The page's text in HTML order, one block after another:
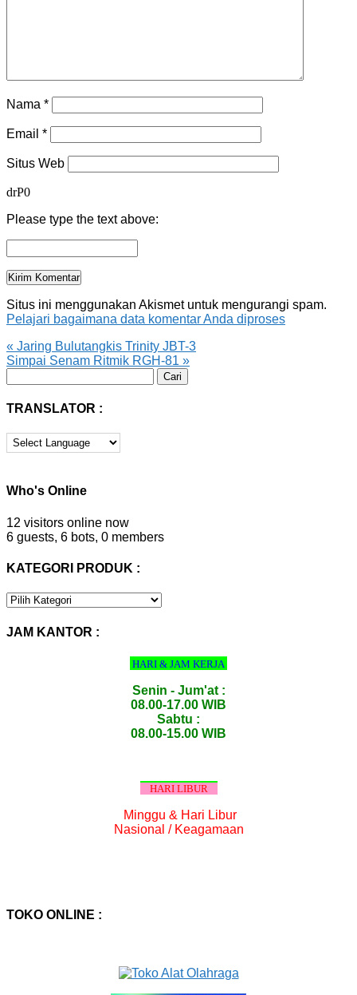
Nama *
Email *
Situs Web
drP0
Please type the text above:
Situs ini menggunakan Akismet untuk mengurangi spam.
Pelajari bagaimana data komentar Anda diproses
« Jaring Bulutangkis Trinity JBT-3
Simpai Senam Ritmik RGH-81 »
untuk:
TRANSLATOR :
Who's Online
12 visitors online now
6 guests, 6 bots, 0 members
KATEGORI PRODUK :
KATEGORI
JAM KANTOR :
HARI & JAM KERJA
Senin - Jum'at :
08.00-17.00 WIB
Sabtu :
08.00-15.00 WIB
HARI LIBUR
Minggu & Hari Libur
Nasional / Keagamaan
TOKO ONLINE :